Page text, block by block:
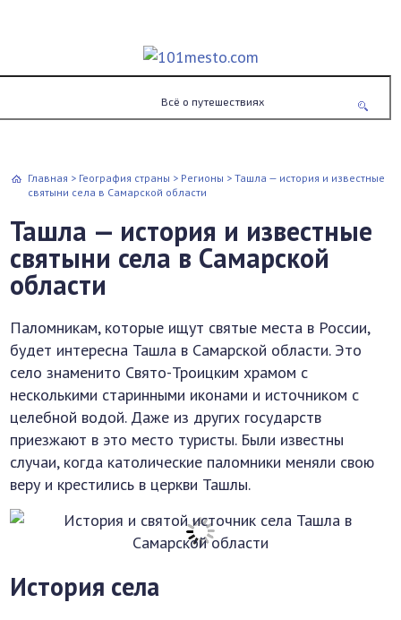
Всё о путешествиях
Главная > География страны > Регионы >Ташла — история и известные
святыни села в Самарской области
Ташла — история и известные
святыни села в Самарской
области
Паломникам, которые ищут святые места в России,
будет интересна Ташла в Самарской области. Это
село знаменито Свято-Троицким храмом с
несколькими старинными иконами и источником с
целебной водой. Даже из других государств
приезжают в это место туристы. Были известны
случаи, когда католические паломники меняли свою
веру и крестились в церкви Ташлы.
История села